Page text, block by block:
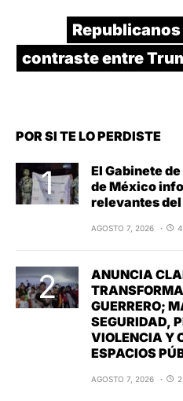
contraste entre
POR SI TE LO PERDISTE
El Gabinete
de México
relevantes del
AGOSTO 7, 2026
ANUNCIA
GUERRERO;
SEGURIDAD,
VIOLENCIA Y
ESPACIOS
AGOSTO 7, 2026